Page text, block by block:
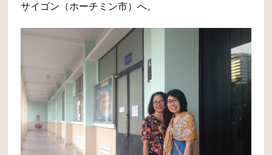
サイゴン（ホーチミン市）へ。